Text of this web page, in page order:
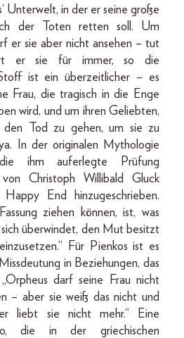
Unterwelt, in der er seine große
der Toten retten soll. Um
er sie aber nicht ansehen – tut
er sie für immer, so die
ist ein überzeitlicher – es
Frau, die tragisch in die Enge
wird, und um ihren Geliebten,
Tod zu gehen, um sie zu
In der originalen Mythologie
ihm auferlegte Prüfung
Christoph Willibald Gluck
End hinzugeschrieben.
ziehen können, ist, was
überwindet, den Mut besitzt
Für Pienkos ist es
in Beziehungen, das
darf seine Frau nicht
– aber sie weiß das nicht und
liebt sie nicht mehr.“ Eine
die in der griechischen